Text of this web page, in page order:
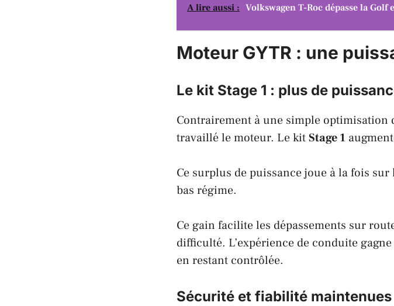
A lire aussi : Volkswagen T-Roc dépasse la
Moteur GYTR : une
Le kit Stage 1 : plus de
Contrairement à une simple
travaillé le moteur. Le kitStage 1
Ce surplus de puissance joue à la fois
bas régime.
Ce gain facilite les dépassements sur
difficulté. L’expérience de conduite
en restant contrôlée.
Sécurité et fiabilité maintenues